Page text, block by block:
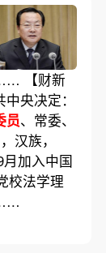
【财新
央决定：
员、常委、
汉族，
加入中国
校法学理